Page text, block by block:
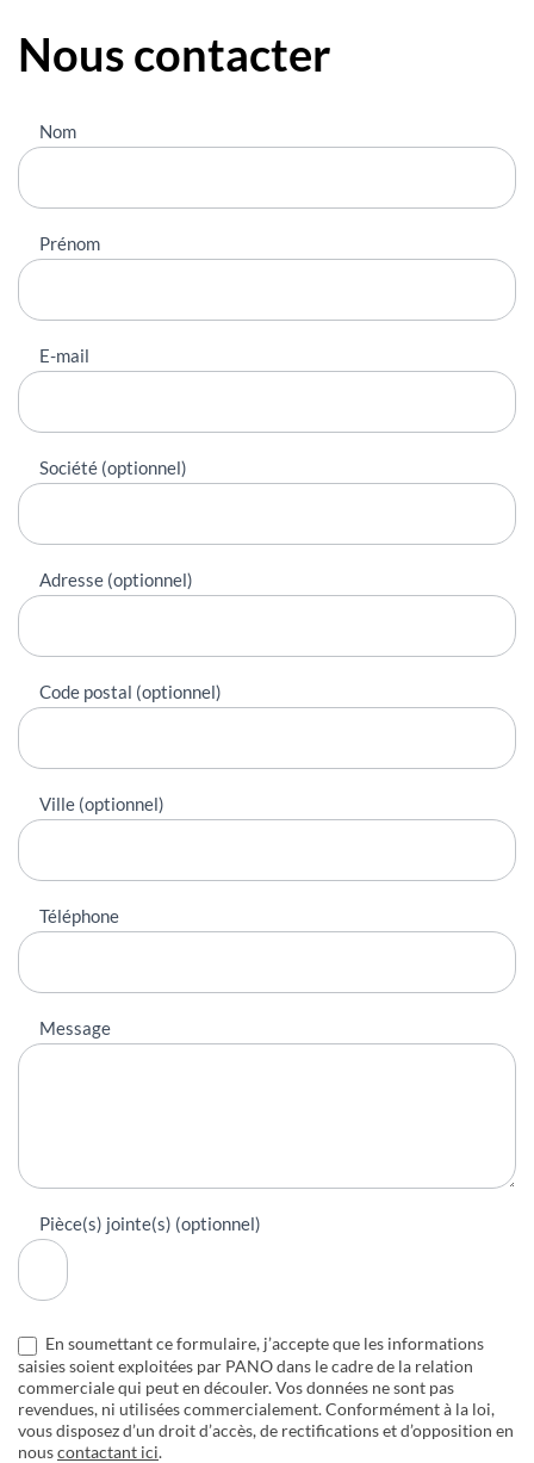
Nous contacter
Nous
contacter
Nom
Prénom
E-mail
Société (optionnel)
Adresse (optionnel)
Code postal (optionnel)
Ville (optionnel)
Téléphone
Message
Pièce(s) jointe(s) (optionnel)
En soumettant ce formulaire, j’accepte que les informations
saisies soient exploitées par PANO dans le cadre de la relation
commerciale qui peut en découler. Vos données ne sont pas
revendues, ni utilisées commercialement. Conformément à la loi,
vous disposez d’un droit d’accès, de rectifications et d’opposition en
nouscontactant ici.